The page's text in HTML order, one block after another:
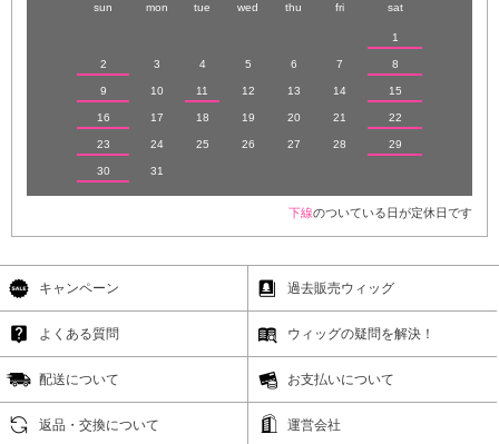
sun mon tue wed thu fri sat
1
2 3 4 5 6 7 8
9 10 11 12 13 14 15
16 17 18 19 20 21 22
23 24 25 26 27 28 29
30 31
下線のついている日が定休日です
キャンペーン 過去販売ウィッグ
よくある質問 ウィッグの疑問を解決！
配送について お支払いについて
返品・交換について 運営会社